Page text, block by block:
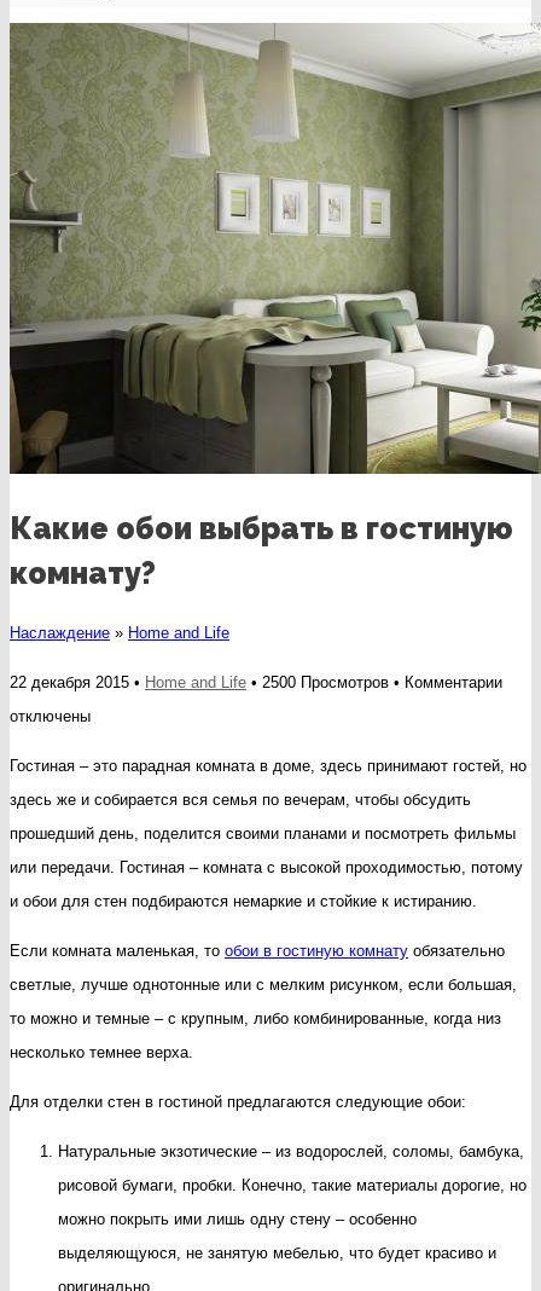
Какие обои выбрать в гостиную
комнату?
Наслаждение » Home and Life
22 декабря 2015 • Home and Life • 2500 Просмотров • Комментариик
отключены
Гостиная – это парадная комната в доме, здесь принимают гостей, но
здесь же и собирается вся семья по вечерам, чтобы обсудить
прошедший день, поделится своими планами и посмотреть фильмы
или передачи. Гостиная – комната с высокой проходимостью, потому
и обои для стен подбираются немаркие и стойкие к истиранию.
Если комната маленькая, то обои в гостиную комнату обязательно
светлые, лучше однотонные или с мелким рисунком, если большая,
то можно и темные – с крупным, либо комбинированные, когда низ
несколько темнее верха.
Для отделки стен в гостиной предлагаются следующие обои:
Натуральные экзотические – из водорослей, соломы, бамбука,
рисовой бумаги, пробки. Конечно, такие материалы дорогие, но
можно покрыть ими лишь одну стену – особенно
выделяющуюся, не занятую мебелью, что будет красиво и
оригинально.